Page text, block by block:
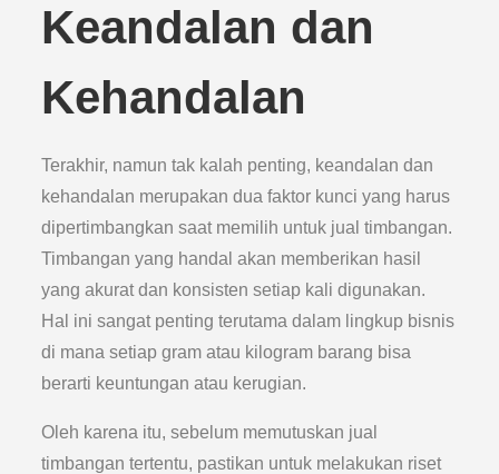
Keandalan dan
Kehandalan
Terakhir, namun tak kalah penting, keandalan dan
kehandalan merupakan dua faktor kunci yang harus
dipertimbangkan saat memilih untuk jual timbangan.
Timbangan yang handal akan memberikan hasil
yang akurat dan konsisten setiap kali digunakan.
Hal ini sangat penting terutama dalam lingkup bisnis
di mana setiap gram atau kilogram barang bisa
berarti keuntungan atau kerugian.
Oleh karena itu, sebelum memutuskan jual
timbangan tertentu, pastikan untuk melakukan riset